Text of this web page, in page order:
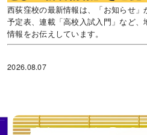
西荻窪校の最新情報は、「お知らせ
予定表、連載「高校入試入門」など
情報をお伝えしています。
2026.08.07